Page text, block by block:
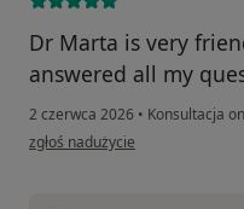
Dr Marta is very
answered all my
2 czerwca 2026 • Konsultacja
w opinii użytkownika KB
zgłoś nadużycie